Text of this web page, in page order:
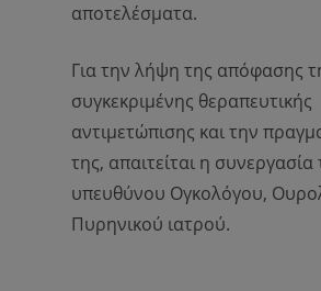
αποτελέσματα.
Για την λήψη της απόφασης
συγκεκριμένης θεραπευτικής
αντιμετώπισης και την
της, απαιτείται η συνεργασία
υπευθύνου Ογκολόγου,
Πυρηνικού ιατρού.